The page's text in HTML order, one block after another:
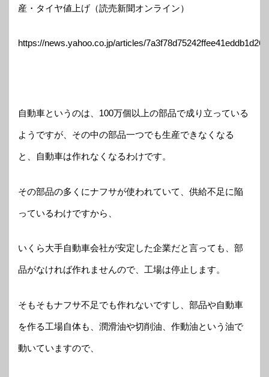
産・タイヤ値上げ（読売新聞オンライン）
https://news.yahoo.co.jp/articles/
自動車というのは、100万個以上の部品で成り立っている
ようですが、その中の部品一つでも生産できなくなる
と、自動車は作れなくなるわけです。
その部品の多くにナフサが使われていて、供給不足に陥
っているわけですから、
いくら大手自動車会社が安定した企業だと言っても、部
品がなければ作れませんので、工場は停止します。
そもそもナフサ不足でも作れないですし、部品や自動車
を作る工場自体も、潤滑油や切削油、作動油という油で
動いていますので、